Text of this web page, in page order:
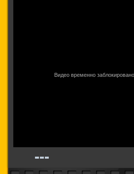
Видео временно